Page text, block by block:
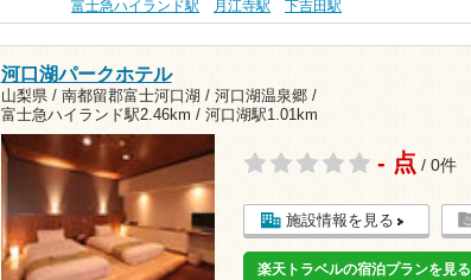
富士急ハイランド駅
月江寺駅 下吉田駅
河口湖パークホテル
山梨県 / 南都留郡富士河口湖 / 河口湖温泉郷 /
富士急ハイランド駅2.46km / 河口湖駅1.01km
- 点 / 0件
施設情報を見る
楽天トラベルの宿泊プランを見る